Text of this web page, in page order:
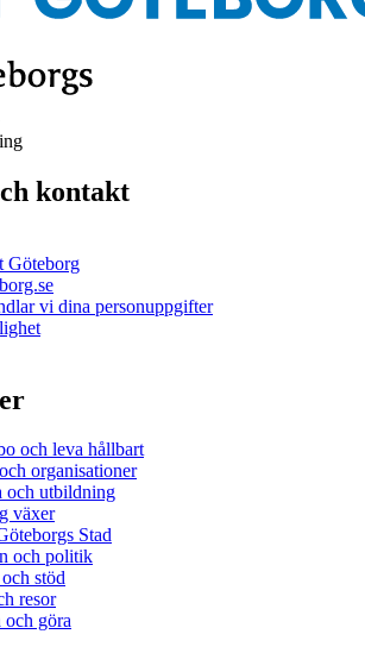
kontakt
Göteborg
vi dina personuppgifter
och leva hållbart
organisationer
och utbildning
växer
Stad
och politik
stöd
resor
och göra